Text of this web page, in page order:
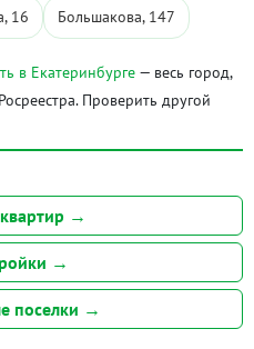
16 Большакова, 147
в Екатеринбурге — весь город,
Проверить другой
→
→
поселки →